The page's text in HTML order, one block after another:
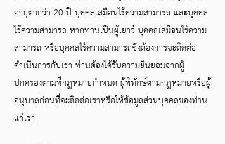
อายุต่ากว่า 20 ปี บุคคลเสมือนไร้ความสามารถ และบุคคล
ไร้ความสามารถ หากท่านเป็นผู้เยาว์ บุคคลเสมือนไร้ความ
สามารถ หรือบุคคลไร้ความสามารถซึ่งต้องการจะติดต่อ
ดำเนินการกับเรา ท่านต้องได้รับความยินยอมจากผู้
ปกครองตามที่กฎหมายกำหนด ผู้พิทักษ์ตามกฎหมายหรือผู้
อนุบาลก่อนที่จะติดต่อเราหรือให้ข้อมูลส่วนบุคคลของท่าน
แก่เรา